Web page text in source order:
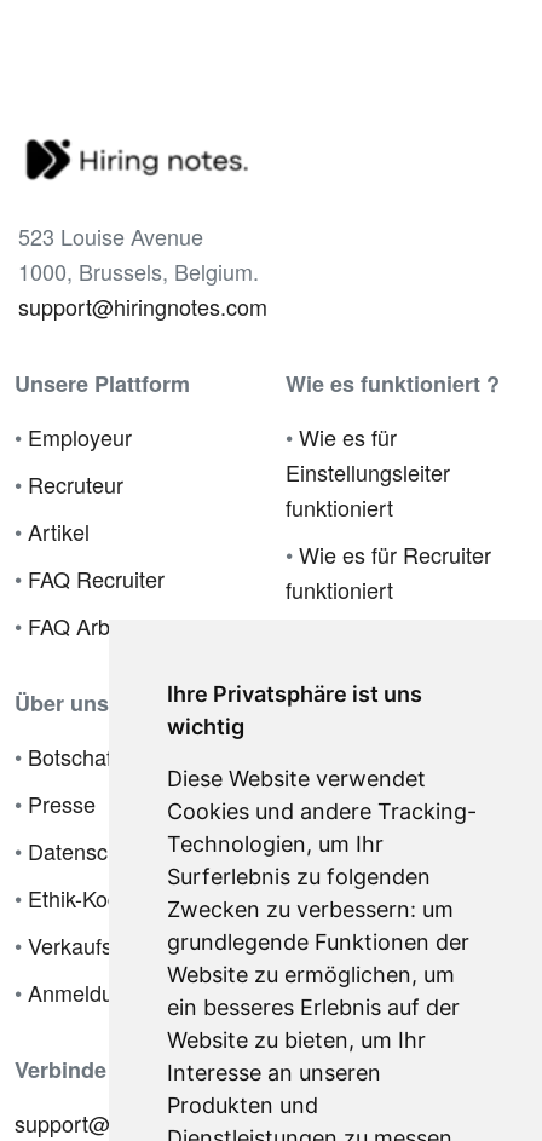
Ihre Privatsphäre ist uns
wichtig
Diese Website verwendet
Cookies und andere Tracking-
Technologien, um Ihr
Surferlebnis zu folgenden
Zwecken zu verbessern: um
grundlegende Funktionen der
Website zu ermöglichen, um
ein besseres Erlebnis auf der
Website zu bieten, um Ihr
Interesse an unseren
Produkten und
523 Louise Avenue
1000, Brussels, Belgium.
support@hiringnotes.com
Unsere Plattform
• Employeur
• Recruteur
•Artikel
• FAQ Recruiter
• FAQ Arbeitgeber
Wie es funktioniert ?
•Wie es für
Einstellungsleiter
funktioniert
•Wie es für Recruiter
funktioniert
Über uns
• Botschafterprogramm
• Presse
• Datenschutzrichtlinie
• Ethik-Kodex
•Verkaufsbedingungen
•Anmeldung
Verbinde dich mit uns
support@hiringnotes.com